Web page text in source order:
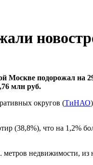
Москве подорожал на
млн руб.
округов (ТиНАО
(38,8%), что на 1,2%
недвижимости, из